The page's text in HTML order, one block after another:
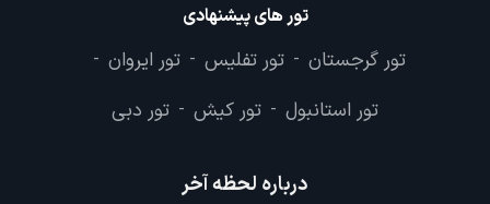
تور های پیشنهادی
تور گرجستان - تور تفلیس - تور ایروان -
تور استانبول - تور کیش - تور دبی
درباره لحظه آخر